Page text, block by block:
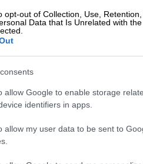
opt-out of Collection, Use,
Data that Is Unrelated with
allow Google to enable storage
identifiers in apps.
allow my user data to be sent to
30 κορυφαίους
Η Ελληνίδα
εμπειρία που
συνάντηση ειρήνης
του Μαρόκου.
Τηλεόραση| 17.05.2026